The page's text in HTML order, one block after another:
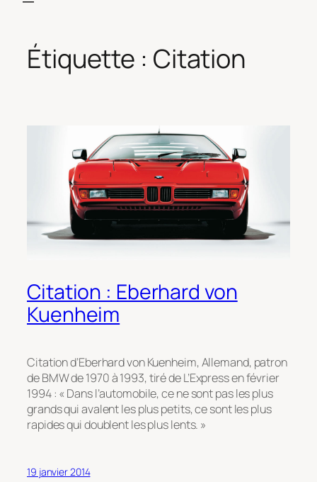
Étiquette : Citation
Citation : Eberhard von
Kuenheim
Citation d’Eberhard von Kuenheim, Allemand, patron
de BMW de 1970 à 1993, tiré de L’Express en février
1994 : « Dans l’automobile, ce ne sont pas les plus
grands qui avalent les plus petits, ce sont les plus
rapides qui doublent les plus lents. »
19 janvier 2014